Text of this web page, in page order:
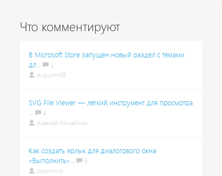
Что комментируют
В Microsoft Store запущен новый раздел с темами
дл...
1
Avgustin85
SVG File Viewer — лёгкий инструмент для просмотра
...
4
Алексей Михайлин
Как создать ярлык для диалогового окна
«Выполнить»...
6
oblominsk